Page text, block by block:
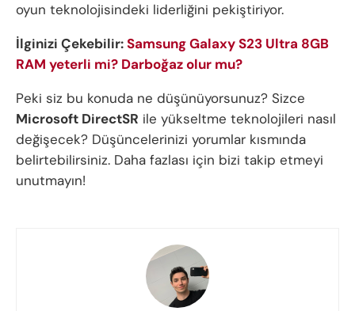
oyun teknolojisindeki liderliğini pekiştiriyor.
İlginizi Çekebilir:Samsung Galaxy S23 Ultra 8GB
RAM yeterli mi? Darboğaz olur mu?
Peki siz bu konuda ne düşünüyorsunuz? Sizce
Microsoft DirectSR ile yükseltme teknolojileri nasıl
değişecek? Düşüncelerinizi yorumlar kısmında
belirtebilirsiniz. Daha fazlası için bizi takip etmeyi
unutmayın!